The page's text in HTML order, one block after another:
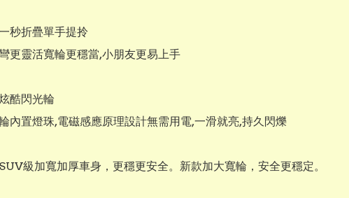
秒折疊單手提拎
更靈活寬輪更穩當,小朋友更易上手
酷閃光輪
內置燈珠,電磁感應原理設計無需用電,一滑就亮,持久閃爍
級加寬加厚車身，更穩更安全。新款加大寬輪，安全更穩定。